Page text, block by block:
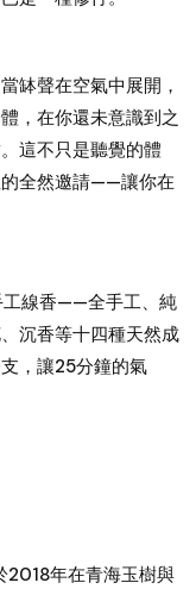
缽聲在空氣中展開，
，在你還未意識到之
這不只是聽覺的體
的全然邀請——讓你在
工線香——全手工、純
沉香等十四種天然成
，讓25分鐘的氣
2018年在青海玉樹與